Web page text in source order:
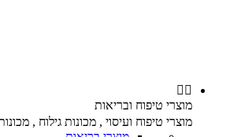
 
מוצרי טיפוח ובריאות
מוצרי טיפוח ועיסוי , מכונות גילוח ,